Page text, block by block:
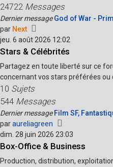
24722 Messages
Dernier message God of War -
par Next
le
dernier
jeu. 6 août 2026 12:02
Stars & Célébrités
Partagez en toute liberté sur ce
concernant vos stars préférées ou
10 Sujets
544 Messages
Dernier message Film SF,
paraureliagreen
le
dernier
dim. 28 juin 2026 23:03
Box-Office & Business
Production, distribution,